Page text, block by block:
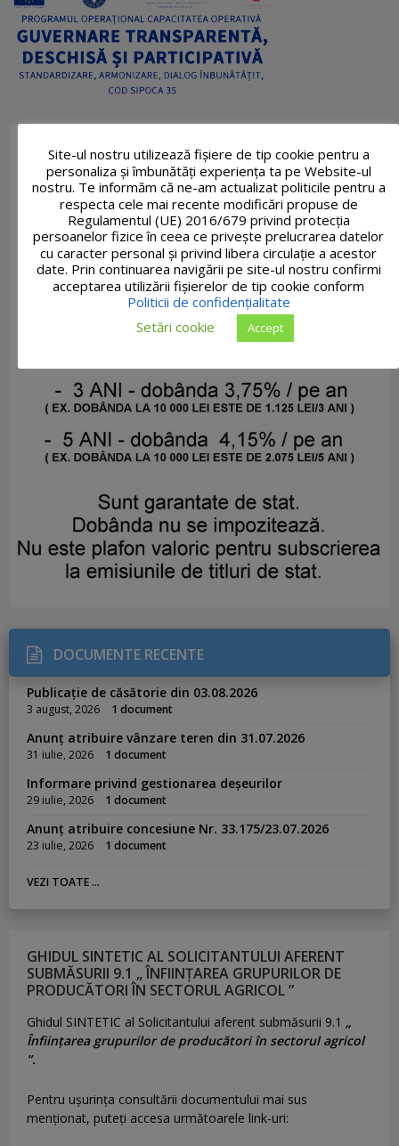
DOCUMENTE RECENTE
Publicație de căsătorie din 03.08.2026
3 august, 2026 1 document
Anunț atribuire vânzare teren din 31.07.2026
31 iulie, 2026 1 document
Informare privind gestionarea deșeurilor
29 iulie, 2026 1 document
Anunț atribuire concesiune Nr. 33.175/23.07.2026
23 iulie, 2026 1 document
VEZI TOATE ...
GHIDUL SINTETIC AL SOLICITANTULUI AFERENT
SUBMĂSURII 9.1 „ ÎNFIINȚAREA GRUPURILOR DE
PRODUCĂTORI ÎN SECTORUL AGRICOL ”
Ghidul SINTETIC al Solicitantului aferent submăsurii 9.1 „
Înființarea grupurilor de producători în sectorul agricol
”.
Pentru uşurinţa consultării documentului mai sus
menţionat, puteţi accesa următoarele link-uri:
Site-ul nostru utilizează fişiere de tip cookie pentru a
personaliza și îmbunătăți experiența ta pe Website-ul
nostru. Te informăm că ne-am actualizat politicile pentru a
respecta cele mai recente modificări propuse de
Regulamentul (UE) 2016/679 privind protecția
persoanelor fizice în ceea ce privește prelucrarea datelor
cu caracter personal și privind libera circulație a acestor
date. Prin continuarea navigării pe site-ul nostru confirmi
acceptarea utilizării fişierelor de tip cookie conform
Politicii de confidențialitate
Setări cookie
Accept